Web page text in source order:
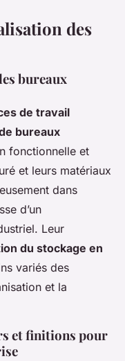
des
bureaux
de travail
bureaux
fonctionnelle et
et leurs matériaux
dans
d’un
Leur
du stockage en
variés des
et la
et finitions pour